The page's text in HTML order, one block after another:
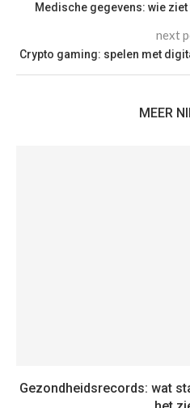
Medische gegevens: wie
next
Crypto gaming: spelen met
MEER
Gezondheidsrecords: wat